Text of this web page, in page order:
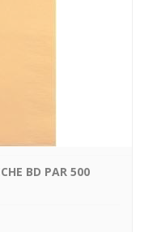
BD PAR 500